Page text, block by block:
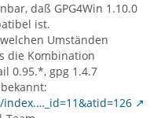
daß GPG4Win 1.10.0
ist.
Umständen
die Kombination
0.95.*, gpg 1.4.7